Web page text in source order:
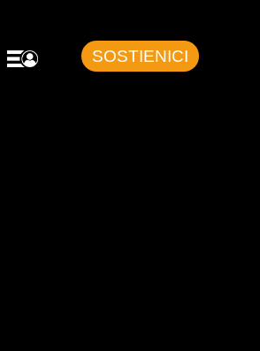
SOSTIENICI